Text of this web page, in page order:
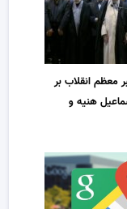
معظم انقلاب بر
هنیه و